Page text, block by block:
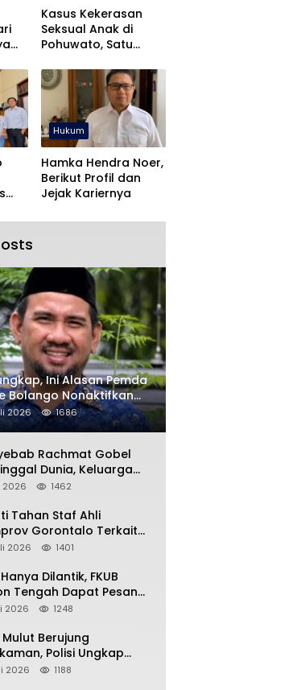
Kasus Kekerasan
Seksual Anak di
Pohuwato, Satu
Hukum
Hamka Hendra Noer,
Berikut Profil dan
Jejak Kariernya
Ini Alasan Pemda
Bolango Nonaktifkan
Toto Utara
2026 1686
Rachmat Gobel
Dunia, Keluarga
Kondisi Terakhir
2026 1462
Tahan Staf Ahli
Gorontalo Terkait
Korupsi Rp5 Miliar
2026 1401
Dilantik, FKUB
Tengah Dapat Pesan
dari Bupati Azhari
2026 1248
Berujung
Polisi Ungkap
di Pasar Marisa
2026 1188